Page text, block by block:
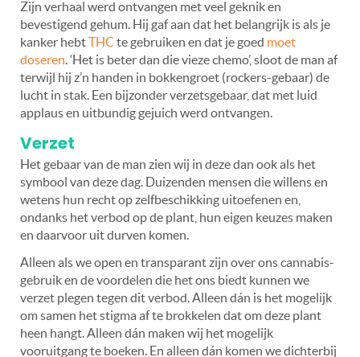
Zijn verhaal werd ontvangen met veel geknik en
bevestigend gehum. Hij gaf aan dat het belangrijk is als je
kanker hebtTHC te gebruiken en dat je goed moet
doseren. ‘Het is beter dan die vieze chemo’, sloot de man af
terwijl hij z’n handen in bokkengroet (rockers-gebaar) de
lucht in stak. Een bijzonder verzetsgebaar, dat met luid
applaus en uitbundig gejuich werd ontvangen.
Verzet
Het gebaar van de man zien wij in deze dan ook als het
symbool van deze dag. Duizenden mensen die willens en
wetens hun recht op zelfbeschikking uitoefenen en,
ondanks het verbod op de plant, hun eigen keuzes maken
en daarvoor uit durven komen.
Alleen als we open en transparant zijn over ons cannabis-
gebruik en de voordelen die het ons biedt kunnen we
verzet plegen tegen dit verbod. Alleen dán is het mogelijk
om samen het stigma af te brokkelen dat om deze plant
heen hangt. Alleen dán maken wij het mogelijk
vooruitgang te boeken. En alleen dán komen we dichterbij